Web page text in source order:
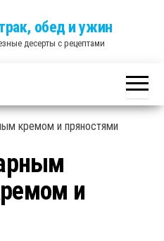
обед и ужин
десерты с рецептами
и